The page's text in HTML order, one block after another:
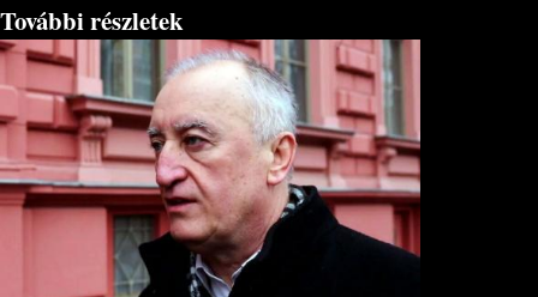
További részletek